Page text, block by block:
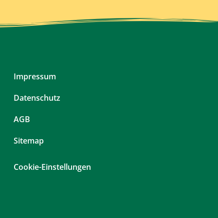
Navigation
überspringen
Impressum
Datenschutz
AGB
Sitemap
Cookie-Einstellungen